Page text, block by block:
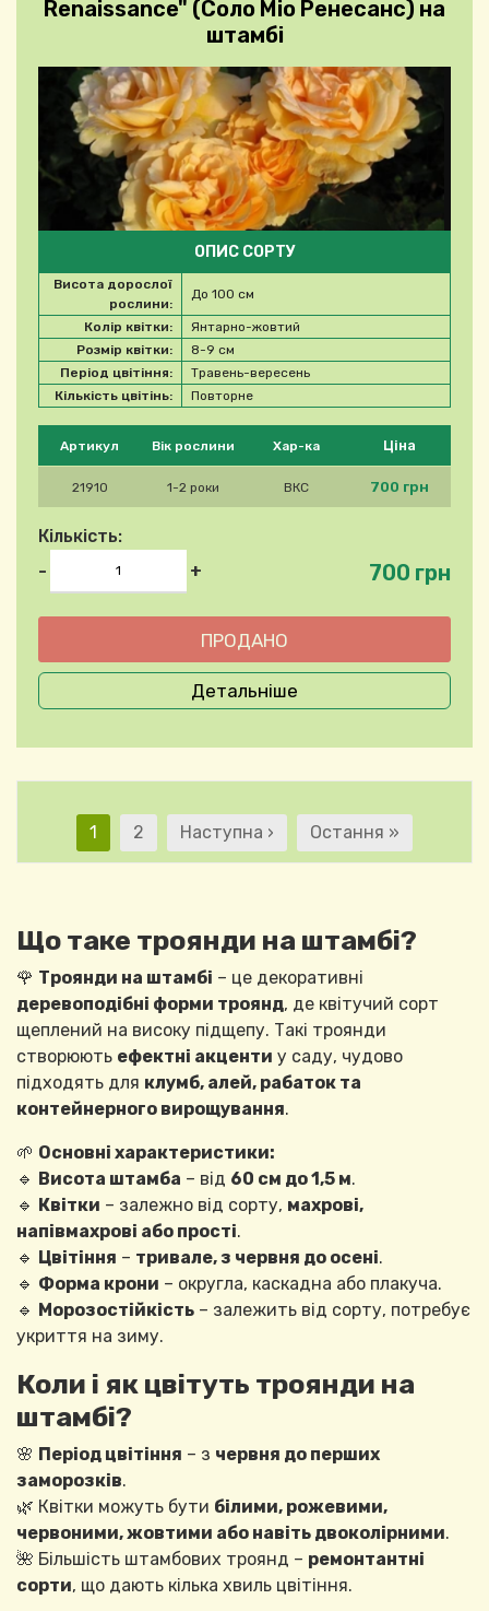
Renaissance" (Соло Міо Ренесанс) на
штамбі
Будь ласка, виберіть продукт
Артикул Вік рослини Хар-ка Ціна
21910 1-2 роки ВКС 700 грн
Кількість:
-
+ 700 грн
ОПИС СОРТУ
Висота дорослої
рослини:
До 100 см
Колір квітки:
Янтарно-жовтий
Розмір квітки:
8-9 см
Період цвітіння:
Травень-вересень
Кількість цвітінь:
Повторне
Детальніше
Розбивка на
Поточна сторінка
1 Сторінка
2 Наступна сторінка
Наступна › Остання сторінка
Остання »
Що таке троянди на штамбі?
🌹 Троянди на штамбі – це декоративні
деревоподібні форми троянд, де квітучий сорт
щеплений на високу підщепу. Такі троянди
створюють ефектні акценти у саду, чудово
підходять для клумб, алей, рабаток та
контейнерного вирощування.
🌱 Основні характеристики:
🔹 Висота штамба – від 60 см до 1,5 м.
🔹 Квітки – залежно від сорту, махрові,
напівмахрові або прості.
🔹 Цвітіння – тривале, з червня до осені.
🔹 Форма крони – округла, каскадна або плакуча.
🔹 Морозостійкість – залежить від сорту, потребує
укриття на зиму.
Коли і як цвітуть троянди на
штамбі?
🌸 Період цвітіння – з червня до перших
заморозків.
🌿 Квітки можуть бути білими, рожевими,
червоними, жовтими або навіть двоколірними.
🌺 Більшість штамбових троянд – ремонтантні
сорти, що дають кілька хвиль цвітіння.